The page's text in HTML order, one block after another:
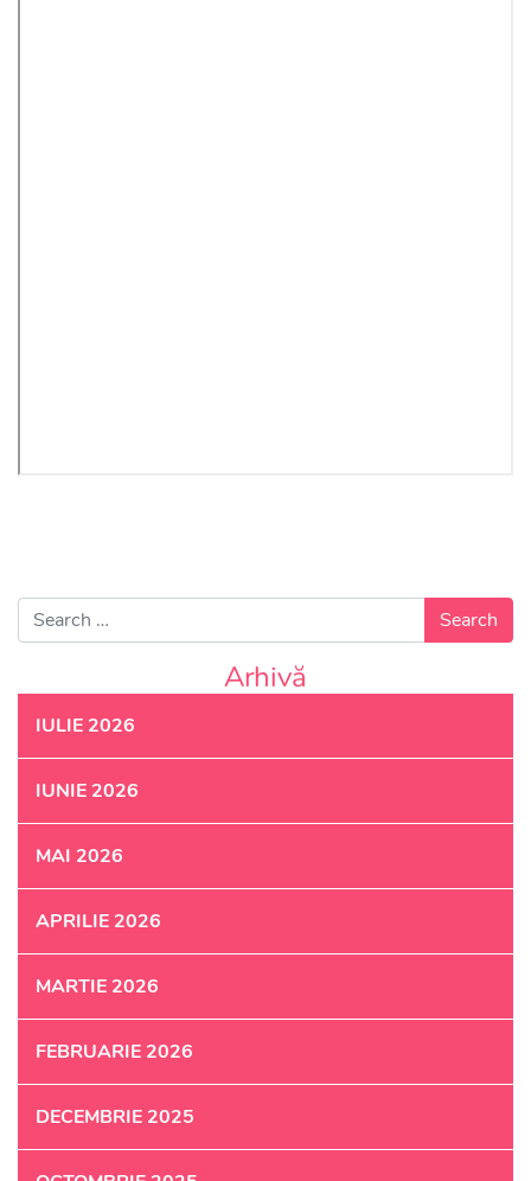
Search for:
Arhivă
IULIE 2026
IUNIE 2026
MAI 2026
APRILIE 2026
MARTIE 2026
FEBRUARIE 2026
DECEMBRIE 2025